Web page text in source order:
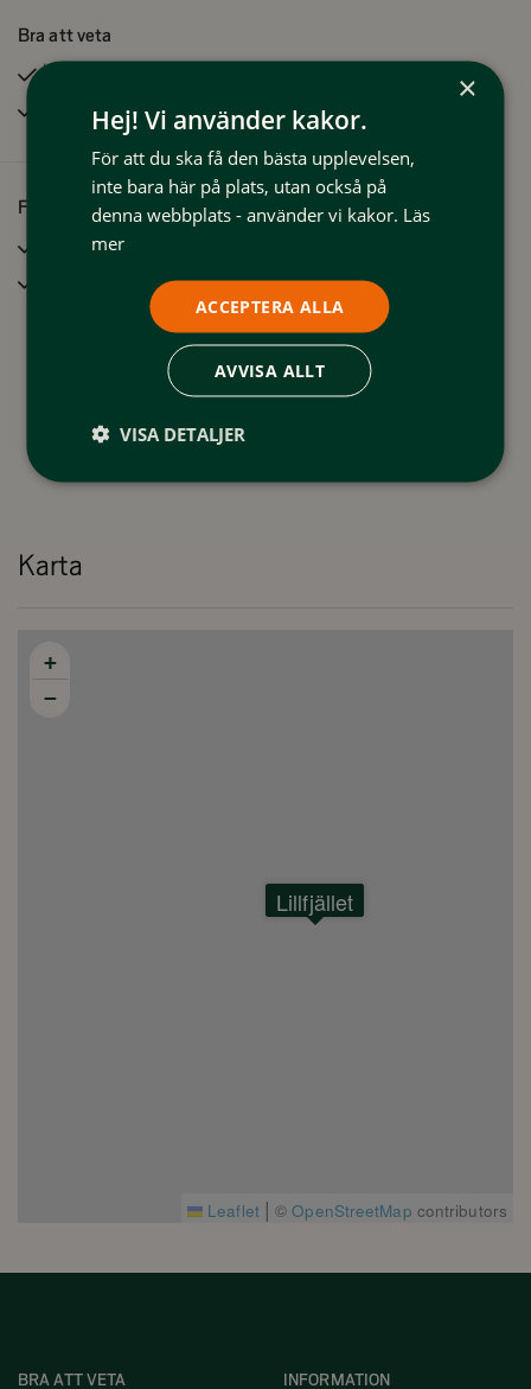
Bra att veta
Husdjur tillåtna
Rökfritt
Faciliteter
Karta
Lillfjället
+
−
Leaflet | ©OpenStreetMap contributors
BRA ATT VETA INFORMATION
×
Hej! Vi använder kakor.
För att du ska få den bästa upplevelsen,
inte bara här på plats, utan också på
denna webbplats - använder vi kakor. Läs
mer
ACCEPTERA ALLA
AVVISA ALLT
VISA DETALJER